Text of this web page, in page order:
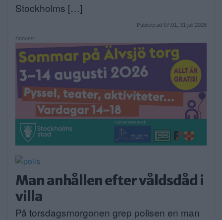
Stockholms […]
Publicerad 07:01, 31 juli 2026
Annons:
Man anhållen efter våldsdåd i
villa
På torsdagsmorgonen grep polisen en man